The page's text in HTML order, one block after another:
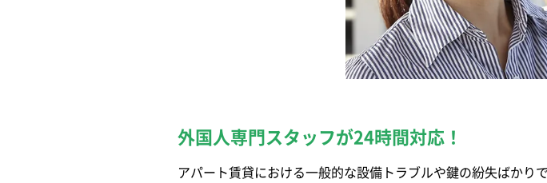
外国人専門スタッフが24時間対応！
アパート賃貸における一般的な設備トラブルや鍵の紛失ばか